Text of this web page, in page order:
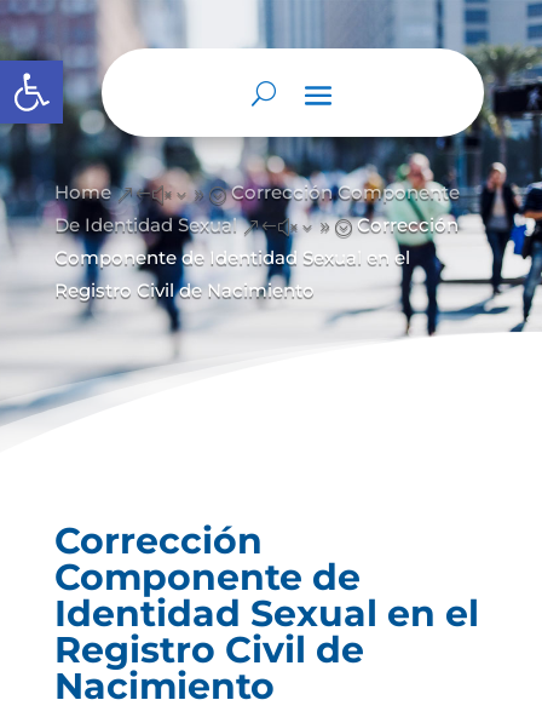
Abrir barra de herramientas
Home &#x39; Corrección Componente
De Identidad Sexual &#x39; Corrección
Componente de Identidad Sexual en el
Registro Civil de Nacimiento
Corrección
Componente de
Identidad Sexual en el
Registro Civil de
Nacimiento